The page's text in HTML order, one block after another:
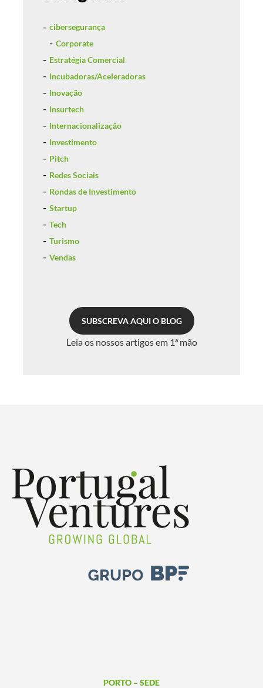
cibersegurança
Corporate
Estratégia Comercial
Incubadoras/Aceleradoras
Inovação
Insurtech
Internacionalização
Investimento
Pitch
Redes Sociais
Rondas de Investimento
Startup
Tech
Turismo
Vendas
SUBSCREVA AQUI O BLOG
Leia os nossos artigos em 1ª mão
PORTO – SEDE